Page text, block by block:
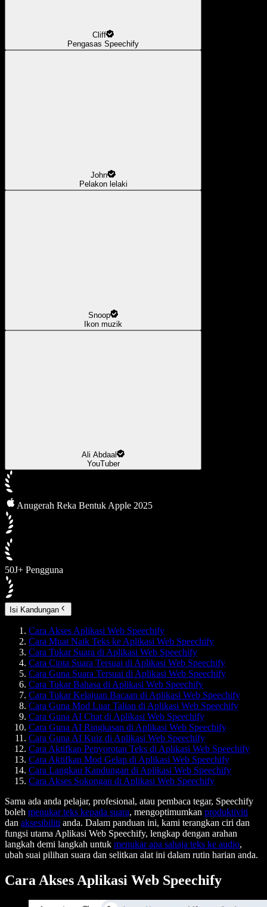
Cliff
Pengasas Speechify
John
Pelakon lelaki
Snoop
Ikon muzik
Ali Abdaal
YouTuber
Anugerah Reka Bentuk Apple 2025
50J+ Pengguna
Isi Kandungan
Cara Akses Aplikasi Web Speechify
Cara Muat Naik Teks ke Aplikasi Web Speechify
Cara Tukar Suara di Aplikasi Web Speechify
Cara Cipta Suara Tersuai di Aplikasi Web Speechify
Cara Guna Suara Tersuai di Aplikasi Web Speechify
Cara Tukar Bahasa di Aplikasi Web Speechify
Cara Tukar Kelajuan Bacaan di Aplikasi Web Speechify
Cara Guna Mod Luar Talian di Aplikasi Web Speechify
Cara Guna AI Chat di Aplikasi Web Speechify
Cara Guna AI Ringkasan di Aplikasi Web Speechify
Cara Guna AI Kuiz di Aplikasi Web Speechify
Cara Aktifkan Penyorotan Teks di Aplikasi Web Speechify
Cara Aktifkan Mod Gelap di Aplikasi Web Speechify
Cara Langkau Kandungan di Aplikasi Web Speechify
Cara Akses Sokongan di Aplikasi Web Speechify
Sama ada anda pelajar, profesional, atau pembaca tegar, Speechify
boleh menukar teks kepada suara, mengoptimumkan produktiviti
dan aksesibiliti anda. Dalam panduan ini, kami terangkan ciri dan
fungsi utama Aplikasi Web Speechify, lengkap dengan arahan
langkah demi langkah untuk menukar apa sahaja teks ke audio,
ubah suai pilihan suara dan selitkan alat ini dalam rutin harian anda.
Cara Akses Aplikasi Web Speechify